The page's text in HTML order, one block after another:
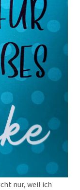
nur, weil ich